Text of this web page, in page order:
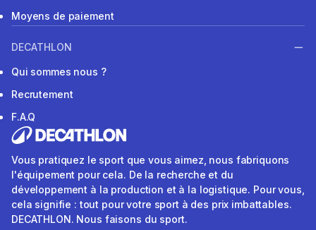
Moyens de paiement
DECATHLON
Qui sommes nous ?
Recrutement
F.A.Q
Vous pratiquez le sport que vous aimez, nous fabriquons
l'équipement pour cela. De la recherche et du
développement à la production et à la logistique. Pour vous,
cela signifie : tout pour votre sport à des prix imbattables.
DECATHLON. Nous faisons du sport.